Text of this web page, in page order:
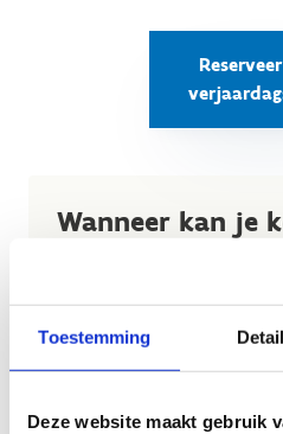
Toestemming
Deze website maakt gebruik
Wanneer kan je
woensdagnamiddag
Na de sportactiviteiten is
inbegrepen in de kostprijs
Kostprijs:175 euro tot 15